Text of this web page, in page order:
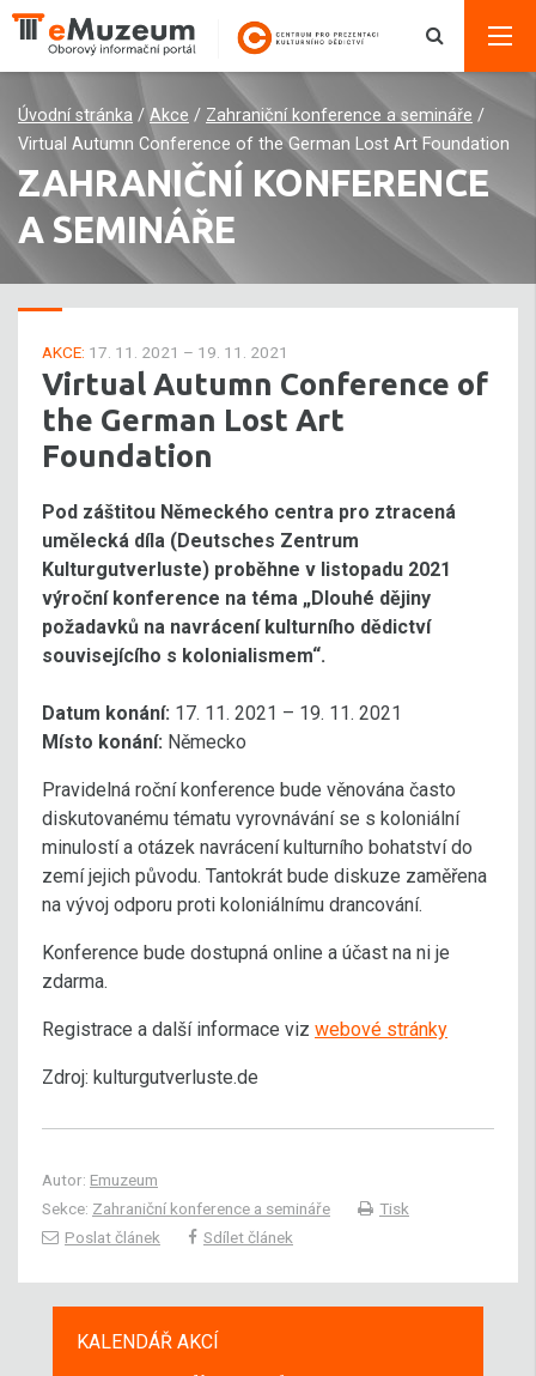
Úvodní stránka / Akce / Zahraniční konference a semináře /
Virtual Autumn Conference of the German Lost Art Foundation
ZAHRANIČNÍ KONFERENCE
A SEMINÁŘE
AKCE: 17. 11. 2021 – 19. 11. 2021
Virtual Autumn Conference of
the German Lost Art
Foundation
Pod záštitou Německého centra pro ztracená
umělecká díla (Deutsches Zentrum
Kulturgutverluste) proběhne v listopadu 2021
výroční konference na téma „Dlouhé dějiny
požadavků na navrácení kulturního dědictví
souvisejícího s kolonialismem“.
Datum konání: 17. 11. 2021 – 19. 11. 2021
Místo konání: Německo
Pravidelná roční konference bude věnována často
diskutovanému tématu vyrovnávání se s koloniální
minulostí a otázek navrácení kulturního bohatství do
zemí jejich původu. Tantokrát bude diskuze zaměřena
na vývoj odporu proti koloniálnímu drancování.
Konference bude dostupná online a účast na ni je
zdarma.
Registrace a další informace viz webové stránky
Zdroj: kulturgutverluste.de
Autor: Emuzeum
Sekce: Zahraniční konference a semináře
Tisk
Poslat článek
Sdílet článek
KALENDÁŘ AKCÍ